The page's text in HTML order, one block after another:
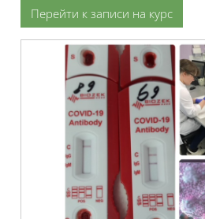
Перейти к записи на курс